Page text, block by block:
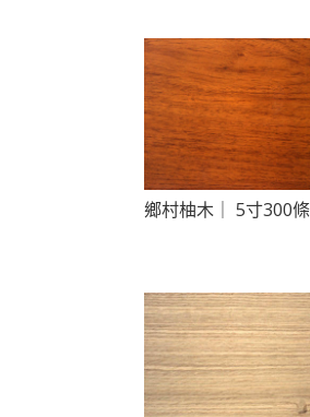
鄉村柚木｜ 5寸300條